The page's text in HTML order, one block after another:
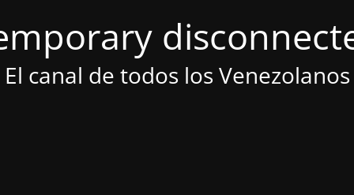
El canal de todos los Venezolanos